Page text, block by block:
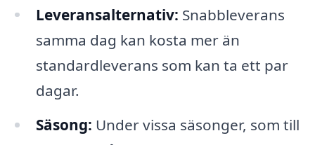
Leveransalternativ: Snabbleverans
samma dag kan kosta mer än
standardleverans som kan ta ett par
dagar.
Säsong: Under vissa säsonger, som till